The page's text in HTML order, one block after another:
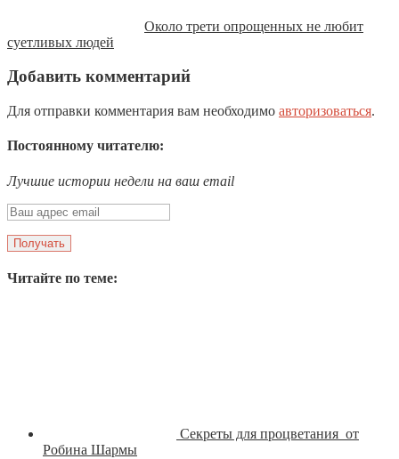
Около трети опрощенных не любит
суетливых людей
Добавить комментарий
Для отправки комментария вам необходимо авторизоваться.
Постоянному читателю:
Лучшие истории недели на ваш email
Читайте по теме:
Секреты для процветания от
Робина Шармы